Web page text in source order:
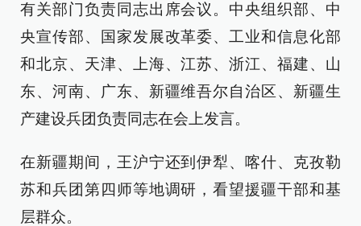
有关部门负责同志出席会议。中央组织部、中
央宣传部、国家发展改革委、工业和信息化部
和北京、天津、上海、江苏、浙江、福建、山
东、河南、广东、新疆维吾尔自治区、新疆生
产建设兵团负责同志在会上发言。
在新疆期间，王沪宁还到伊犁、喀什、克孜勒
苏和兵团第四师等地调研，看望援疆干部和基
层群众。